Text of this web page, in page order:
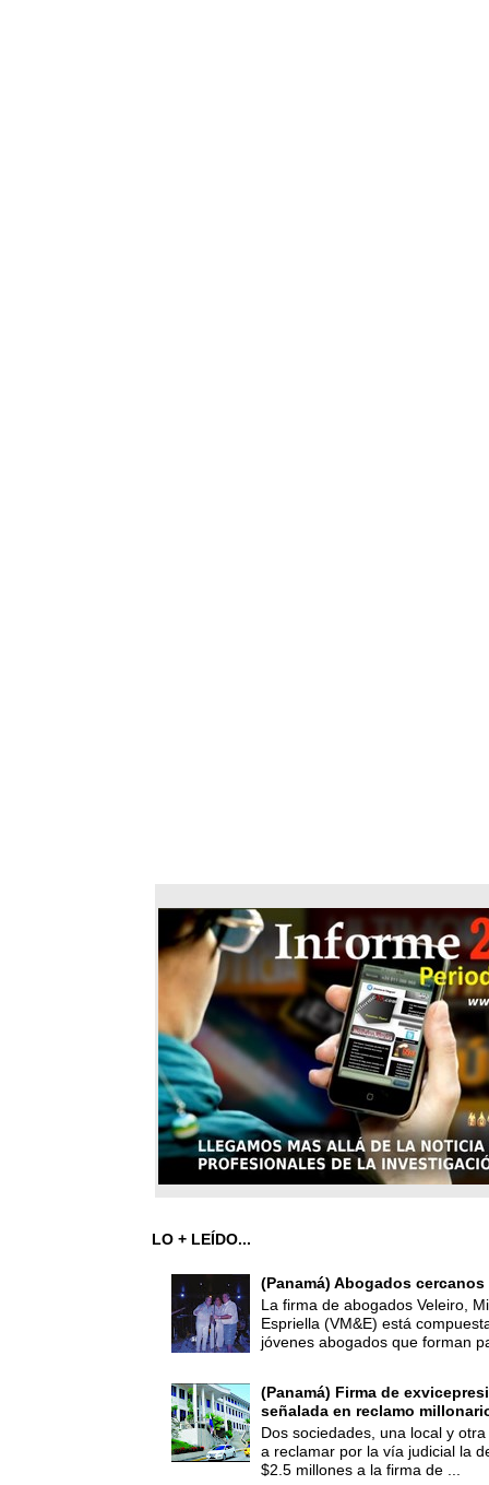
LO + LEÍDO...
(Panamá) Abogados
La firma de abogados Veleiro,
Espriella (VM&E) está
jóvenes abogados que forman
(Panamá) Firma de
señalada en reclamo
Dos sociedades, una local y
a reclamar por la vía judicial la
$2.5 millones a la firma de ...